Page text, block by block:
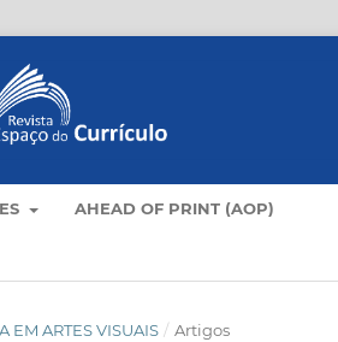
AHEAD OF PRINT (AOP)
EM ARTES VISUAIS / Artigos